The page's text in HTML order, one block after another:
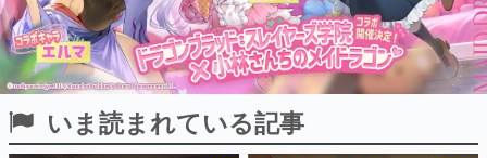
ピックアップ
いま読まれている記事